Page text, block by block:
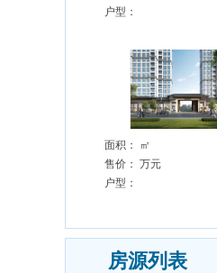
户型：
面积：
㎡
售价： 万元
户型：
房源列表